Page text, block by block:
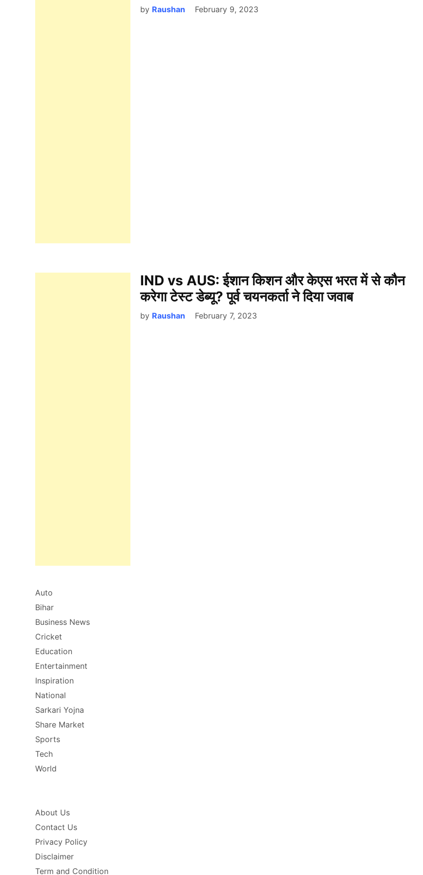
by Raushan February 9, 2023
IND vs AUS: ईशान किशन और केएस भरत में से कौन
करेगा टेस्ट डेब्यू? पूर्व चयनकर्ता ने दिया जवाब
by Raushan February 7, 2023
Auto
Bihar
Business News
Cricket
Education
Entertainment
Inspiration
National
Sarkari Yojna
Share Market
Sports
Tech
World
About Us
Contact Us
Privacy Policy
Disclaimer
Term and Condition